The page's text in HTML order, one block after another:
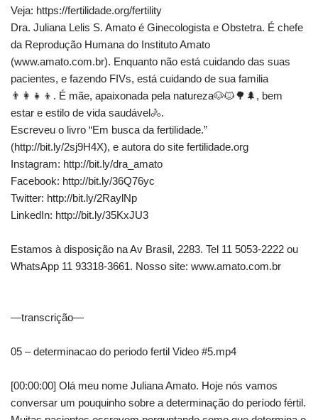
Veja: https://fertilidade.org/fertility
Dra. Juliana Lelis S. Amato é Ginecologista e Obstetra. É chefe
da Reprodução Humana do Instituto Amato
(www.amato.com.br). Enquanto não está cuidando das suas
pacientes, e fazendo FIVs, está cuidando de sua familia
👨‍👩‍👧‍👦. É mãe, apaixonada pela natureza🐶🐱🌳🌲, bem
estar e estilo de vida saudável🚴.
Escreveu o livro “Em busca da fertilidade.”
(http://bit.ly/2sj9H4X), e autora do site fertilidade.org
Instagram: http://bit.ly/dra_amato
Facebook: http://bit.ly/36Q76yc
Twitter: http://bit.ly/2RaylNp
LinkedIn: http://bit.ly/35KxJU3
Estamos à disposição na Av Brasil, 2283. Tel 11 5053-2222 ou
WhatsApp 11 93318-3661. Nosso site: www.amato.com.br
—transcrição—
05 – determinacao do periodo fertil Video #5.mp4
[00:00:00] Olá meu nome Juliana Amato. Hoje nós vamos
conversar um pouquinho sobre a determinação do período fértil.